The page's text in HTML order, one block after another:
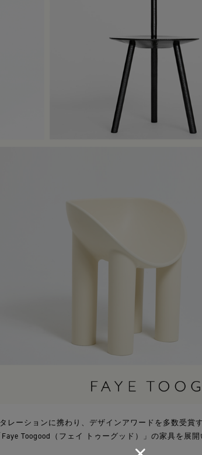
レーションに携わり、デザインアワードを多数受賞
Toogood（フェイ トゥーグッド）」の家具を展開